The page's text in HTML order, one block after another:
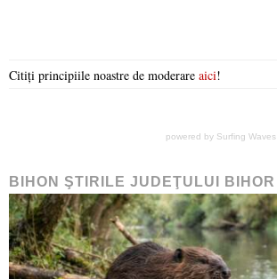
Citiți principiile noastre de moderare aici!
powered by Surfing Waves
BIHON ŞTIRILE JUDEŢULUI BIHOR